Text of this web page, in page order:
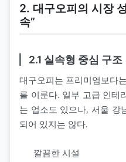
2. 대구오피의 시장
속”
2.1 실속형 중심 구조
대구오피는 프리미엄보다는
를 이룬다. 일부 고급 인테
는 업소도 있으나, 서울 강
되어 있지는 않다.
깔끔한 시설